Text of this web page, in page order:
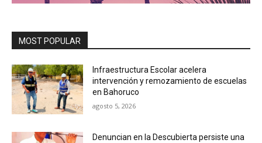
MOST POPULAR
Infraestructura Escolar acelera
intervención y remozamiento de escuelas
en Bahoruco
agosto 5, 2026
Denuncian en la Descubierta persiste una